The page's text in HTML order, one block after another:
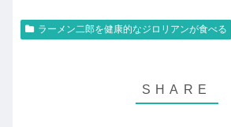
ラーメン二郎を健康的なジロリアンが食べる